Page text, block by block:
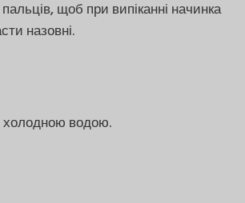
щоб при випіканні начинка
назовні.
водою.